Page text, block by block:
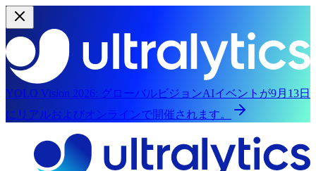
YOLO Vision 2026: グローバルビジョンAIイベントが9月13日
にリアルおよびオンラインで開催されます。